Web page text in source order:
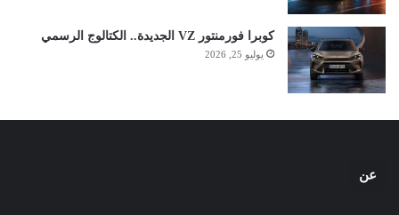
كوبرا فورمنتور VZ الجديدة.. الكتالوج الرسمي
يوليو 25, 2026
عن